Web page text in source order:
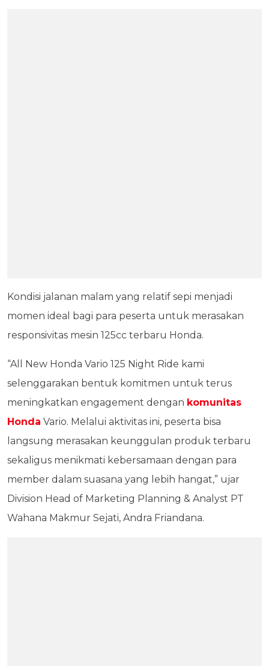
Kondisi jalanan malam yang relatif sepi menjadi
momen ideal bagi para peserta untuk merasakan
responsivitas mesin 125cc terbaru Honda.
“All New Honda Vario 125 Night Ride kami
selenggarakan bentuk komitmen untuk terus
meningkatkan engagement dengan komunitas
Honda Vario. Melalui aktivitas ini, peserta bisa
langsung merasakan keunggulan produk terbaru
sekaligus menikmati kebersamaan dengan para
member dalam suasana yang lebih hangat,” ujar
Division Head of Marketing Planning & Analyst PT
Wahana Makmur Sejati, Andra Friandana.